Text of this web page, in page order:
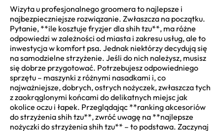
Wizyta u profesjonalnego groomera to najlepsze i
najbezpieczniejsze rozwiązanie. Zwłaszcza na początku.
Pytanie, **ile kosztuje fryzjer dla shih tzu**, ma różne
odpowiedzi w zależności od miasta i zakresu usług, ale to
inwestycja w komfort psa. Jednak niektórzy decydują się
na samodzielne strzyżenie. Jeśli do nich należysz, musisz
się dobrze przygotować. Potrzebujesz odpowiedniego
sprzętu – maszynki z różnymi nasadkami i, co
najważniejsze, dobrych, ostrych nożyczek, zwłaszcza tych
z zaokrąglonymi końcami do delikatnych miejsc jak
okolice oczu i łapek. Przeglądając **ranking akcesoriów
do strzyżenia shih tzu**, zwróć uwagę na **najlepsze
nożyczki do strzyżenia shih tzu** – to podstawa. Zaczynaj